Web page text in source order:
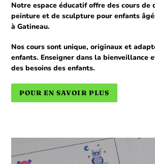
Notre espace éducatif offre des cours de
peinture et de sculpture pour enfants
à Gatineau.
Nos cours sont unique, originaux et
enfants. Enseigner dans la bienveillance
des besoins des enfants.
POUR EN SAVOIR PLUS